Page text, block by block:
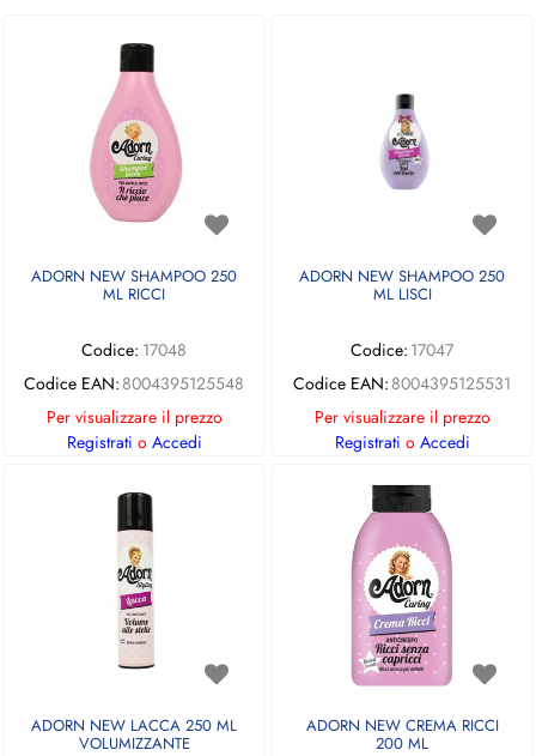
ADORN NEW SHAMPOO 250
ML RICCI
Codice: 17048
Codice EAN: 8004395125548
Per visualizzare il prezzo
Registrati o Accedi
ADORN NEW SHAMPOO 250
ML LISCI
Codice: 17047
Codice EAN: 8004395125531
Per visualizzare il prezzo
Registrati o Accedi
ADORN NEW LACCA 250 ML
VOLUMIZZANTE
ADORN NEW CREMA RICCI
200 ML